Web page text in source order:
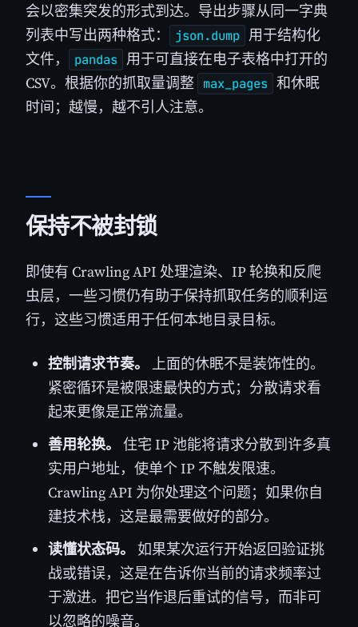
会以密集突发的形式到达。导出步骤从同一字典
列表中写出两种格式：
json.dump 用于结构化
文件，
pandas 用于可直接在电子表格中打开的
CSV。根据你的抓取量调整 max_pages 和休眠
时间；越慢，越不引人注意。
保持不被封锁
即使有 Crawling API 处理渲染、IP 轮换和反爬
虫层，一些习惯仍有助于保持抓取任务的顺利运
行，这些习惯适用于任何本地目录目标。
控制请求节奏。
上面的休眠不是装饰性的。
紧密循环是被限速最快的方式；分散请求看
起来更像是正常流量。
善用轮换。 住宅 IP 池能将请求分散到许多真
实用户地址，使单个 IP 不触发限速。
Crawling API 为你处理这个问题；如果你自
建技术栈，这是最需要做好的部分。
读懂状态码。 如果某次运行开始返回验证挑
战或错误，这是在告诉你当前的请求频率过
于激进。把它当作退后重试的信号，而非可
以忽略的噪音。